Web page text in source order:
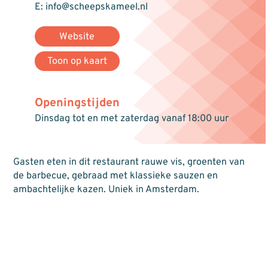
E: info@scheepskameel.nl
Website
Toon op kaart
Openingstijden
Dinsdag tot en met zaterdag vanaf 18:00 uur
Gasten eten in dit restaurant rauwe vis, groenten van
de barbecue, gebraad met klassieke sauzen en
ambachtelijke kazen. Uniek in Amsterdam.